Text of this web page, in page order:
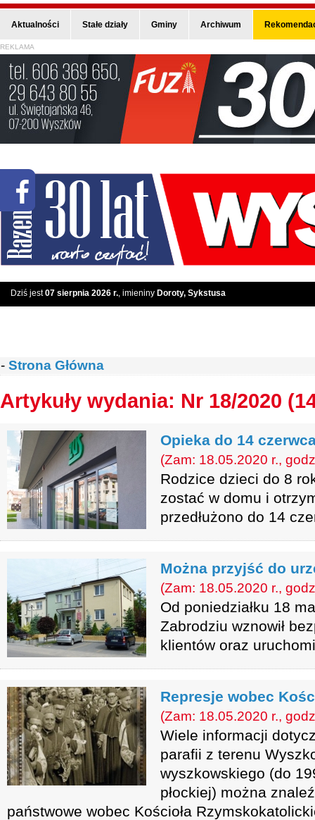
Aktualności Stałe działy Gminy Archiwum
REKLAMA
Dziś jest07 sierpnia 2026 r., imieniny Doroty, Sykstusa
- Strona Główna
Artykuły wydania: Nr 18/2020
Opieka do 14
(Zam: 18.05.2020 r.,
Rodzice dzieci do 8
zostać w domu i
przedłużono do 14
Można przyjść do
(Zam: 18.05.2020 r.,
Od poniedziałku 18
Zabrodziu wznowił
klientów oraz
Represje wobec
(Zam: 18.05.2020 r.,
Wiele informacji
parafii z terenu
wyszkowskiego (do
płockiej) można
państwowe wobec Kościoła